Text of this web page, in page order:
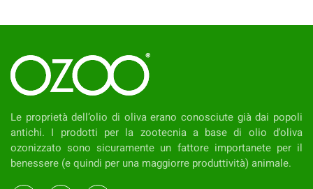
Le proprietà dell’olio di oliva erano conosciute già dai popoli
antichi. I prodotti per la zootecnia a base di olio d'oliva
ozonizzato sono sicuramente un fattore importanete per il
benessere (e quindi per una maggiorre produttività) animale.